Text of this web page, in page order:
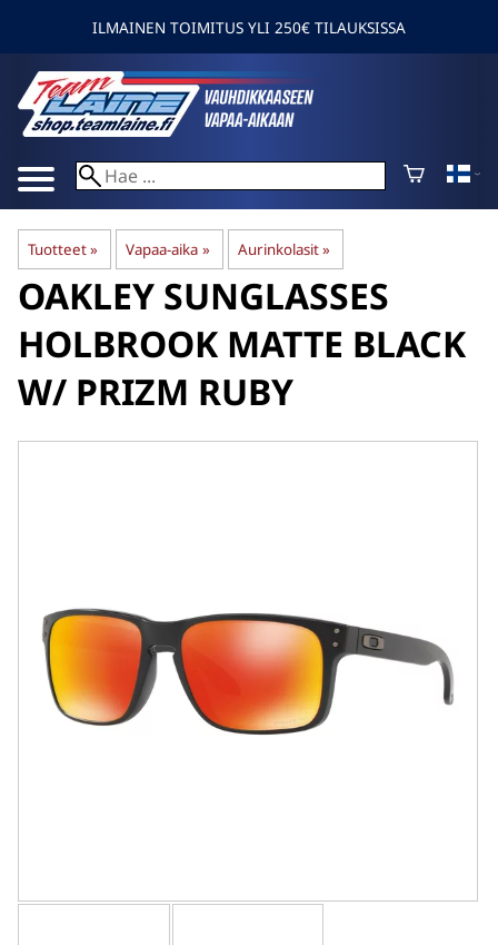
ILMAINEN TOIMITUS YLI 250€ TILAUKSISSA
Tuotteet‪» Vapaa-aika ‪» Aurinkolasit‪»
OAKLEY SUNGLASSES
HOLBROOK MATTE BLACK
W/ PRIZM RUBY